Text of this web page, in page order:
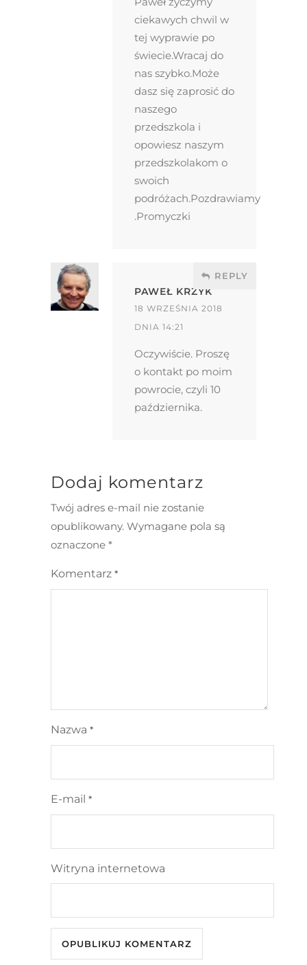
ciekawych chwil w
tej wyprawie po
świecie.Wracaj do
nas szybko.Może
dasz się zaprosić do
naszego
przedszkola i
opowiesz naszym
przedszkolakom o
swoich
podróżach.Pozdrawiamy
.Promyczki
PAWEŁ KRZYK
18 WRZEŚNIA 2018
DNIA 14:21
REPLY
Oczywiście. Proszę
o kontakt po moim
powrocie, czyli 10
października.
Dodaj komentarz
Twój adres e-mail nie zostanie
opublikowany. Wymagane pola są
oznaczone *
Komentarz *
Nazwa *
E-mail *
Witryna internetowa